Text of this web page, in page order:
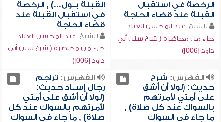
الرخصة في استقبال
القبلة عند قضاء الحاجة
للشيخ: عبد المحسن العباد
جزء من محاضرة ( شرح سنن أبي
داود [006])
القبلة ببول...) , الرخصة
في استقبال القبلة عند
قضاء الحاجة
للشيخ: عبد المحسن العباد
جزء من محاضرة ( شرح سنن أبي
داود [006])
الفهرس: شرح
حديث: (لولا أن أشق
على أمتي لأمرتهم
بالسواك عند كل صلاة) ,
ما جاء في السواك
الفهرس: تراجم
رجال إسناد حديث:
(لولا أن أشق على أمتي
لأمرتهم بالسواك عند كل
صلاة) , ما جاء في السواك